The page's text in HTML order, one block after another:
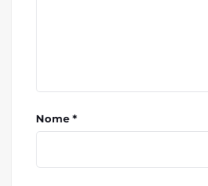
Nome *